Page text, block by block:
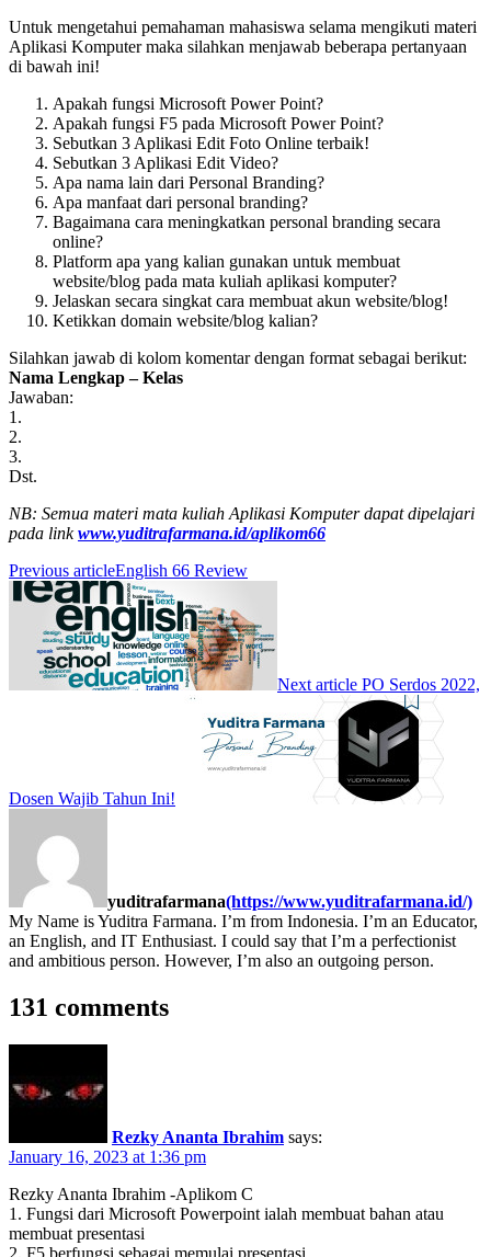
Untuk mengetahui pemahaman mahasiswa selama mengikuti materi
Aplikasi Komputer maka silahkan menjawab beberapa pertanyaan
di bawah ini!
Apakah fungsi Microsoft Power Point?
Apakah fungsi F5 pada Microsoft Power Point?
Sebutkan 3 Aplikasi Edit Foto Online terbaik!
Sebutkan 3 Aplikasi Edit Video?
Apa nama lain dari Personal Branding?
Apa manfaat dari personal branding?
Bagaimana cara meningkatkan personal branding secara
online?
Platform apa yang kalian gunakan untuk membuat
website/blog pada mata kuliah aplikasi komputer?
Jelaskan secara singkat cara membuat akun website/blog!
Ketikkan domain website/blog kalian?
Silahkan jawab di kolom komentar dengan format sebagai berikut:
Nama Lengkap – Kelas
Jawaban:
1.
2.
3.
Dst.
NB: Semua materi mata kuliah Aplikasi Komputer dapat dipelajari
pada linkwww.yuditrafarmana.id/aplikom66
Previous articleEnglish 66 Review
Next article PO Serdos 2022,
Dosen Wajib Tahun Ini!
yuditrafarmana(https://www.yuditrafarmana.id/)
My Name is Yuditra Farmana. I’m from Indonesia. I’m an Educator,
an English, and IT Enthusiast. I could say that I’m a perfectionist
and ambitious person. However, I’m also an outgoing person.
131 comments
Rezky Ananta Ibrahim says:
January 16, 2023 at 1:36 pm
Rezky Ananta Ibrahim -Aplikom C
1. Fungsi dari Microsoft Powerpoint ialah membuat bahan atau
membuat presentasi
2. F5 berfungsi sebagai memulai presentasi